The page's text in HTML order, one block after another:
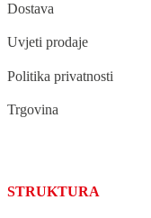
Dostava
Uvjeti prodaje
Politika privatnosti
Trgovina
STRUKTURA